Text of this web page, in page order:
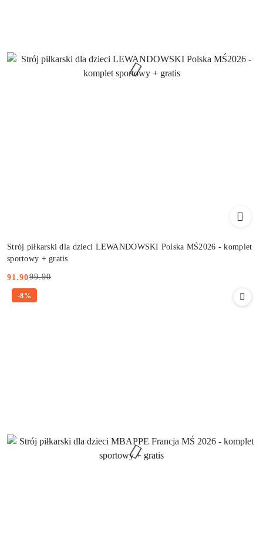
Strój piłkarski dla dzieci LEWANDOWSKI Polska MŚ2026 - komplet
sportowy + gratis
Cena
promocyjna:
91.90
Cena
przed
99.90
-8%